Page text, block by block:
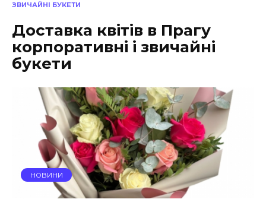
ЗВИЧАЙНІ БУКЕТИ
Доставка квітів в Прагу
корпоративні і звичайні
букети
НОВИНИ